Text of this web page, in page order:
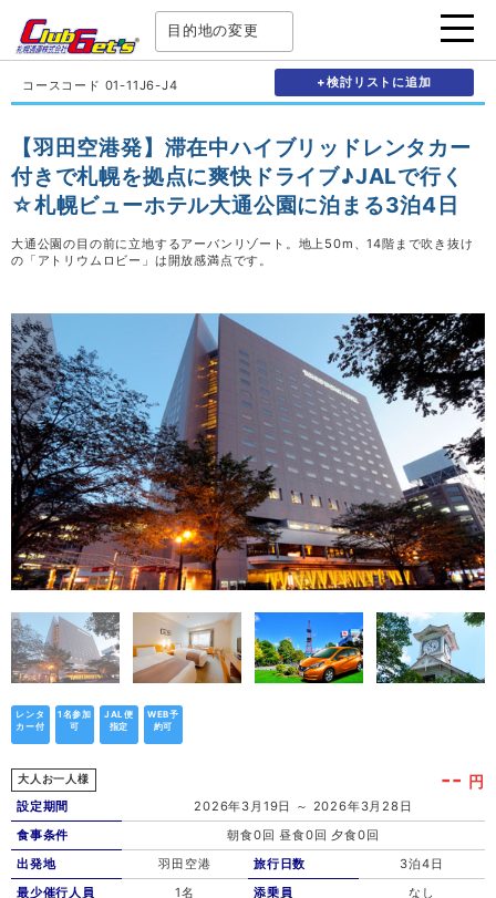
目的地の変更
コースコード 01-11J6-J4 +検討リストに追加
【羽田空港発】滞在中ハイブリッドレンタカー
付きで札幌を拠点に爽快ドライブ♪JALで行く
☆札幌ビューホテル大通公園に泊まる3泊4日
大通公園の目の前に立地するアーバンリゾート。地上50m、14階まで吹き抜け
の「アトリウムロビー」は開放感満点です。
レンタ
カー付
1名参加
可
JAL便
指定
WEB予
約可
大人お一人様 -- 円
設定期間
2026年3月19日 ～ 2026年3月28日
食事条件
朝食0回 昼食0回 夕食0回
出発地
羽田空港
最少催行人員
1名
旅行日数
3泊4日
添乗員
なし